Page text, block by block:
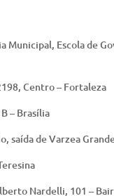
Escola de
Centro – Fortaleza
– Brasília
saída de Varzea
Nardelli, 101 –